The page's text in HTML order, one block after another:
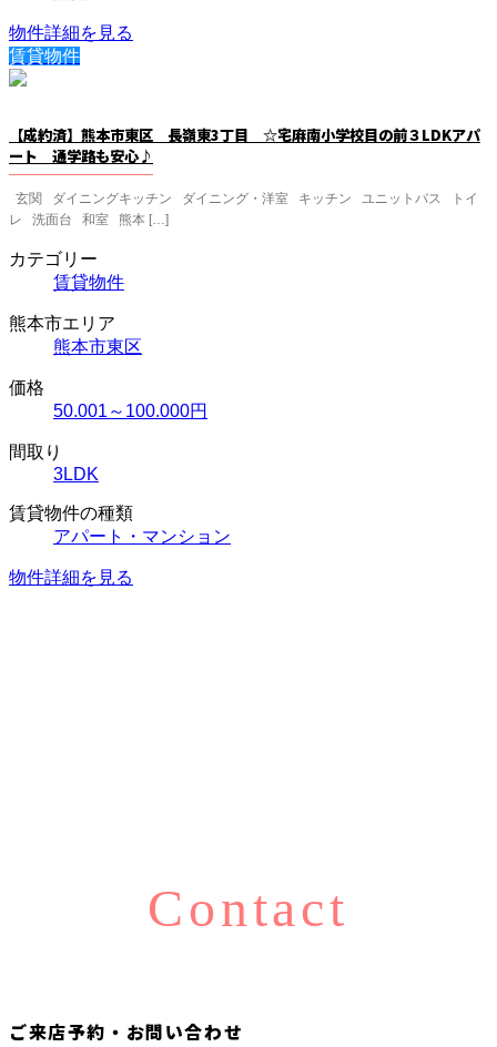
物件詳細を見る
賃貸物件
【成約済】熊本市東区 長嶺東3丁目 ☆宅麻南小学校目の前３LDKアパ
ート 通学路も安心♪
玄関 ダイニングキッチン ダイニング・洋室 キッチン ユニットバス トイ
レ 洗面台 和室 熊本 […]
カテゴリー
賃貸物件
熊本市エリア
熊本市東区
価格
50.001～100.000円
間取り
3LDK
賃貸物件の種類
アパート・マンション
物件詳細を見る
Contact
ご来店予約・お問い合わせ